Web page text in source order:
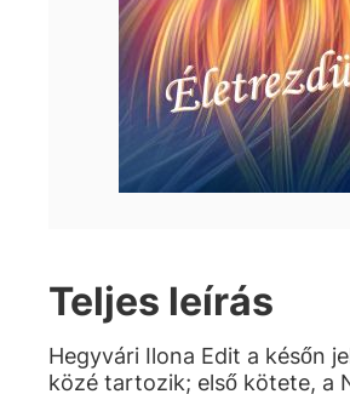
Teljes leírás
Hegyvári Ilona Edit a későn
közé tartozik; első kötete, a